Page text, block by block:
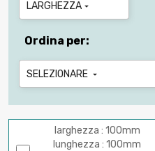
LARGHEZZA 
Ordina per:
SELEZIONARE 
larghezza : 100mm
lunghezza : 100mm